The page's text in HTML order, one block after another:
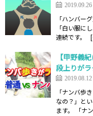
2019.09.26
「ハンバー
「白い服に
連続です。
【甲野義
段上りが
2019.08.12
「ナンバ歩
なの？」と
ます。 「ナ